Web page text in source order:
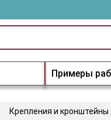
Примеры
Крепления и кронштейны